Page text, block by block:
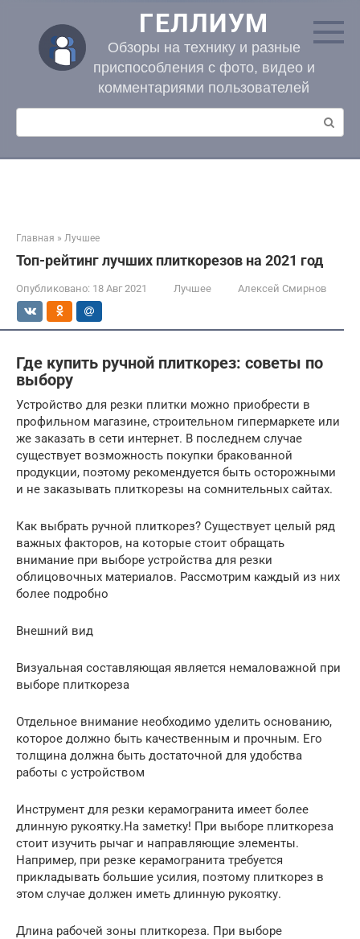
контенту
ГЕЛЛИУМ
Обзоры на технику и разные
приспособления с фото, видео и
комментариями пользователей
Поиск:
Главная » Лучшее
Топ-рейтинг лучших плиткорезов на 2021 год
Опубликовано: 18 Авг 2021 Лучшее Алексей Смирнов
Где купить ручной плиткорез: советы по
выбору
Устройство для резки плитки можно приобрести в
профильном магазине, строительном гипермаркете или
же заказать в сети интернет. В последнем случае
существует возможность покупки бракованной
продукции, поэтому рекомендуется быть осторожными
и не заказывать плиткорезы на сомнительных сайтах.
Как выбрать ручной плиткорез? Существует целый ряд
важных факторов, на которые стоит обращать
внимание при выборе устройства для резки
облицовочных материалов. Рассмотрим каждый из них
более подробно
Внешний вид
Визуальная составляющая является немаловажной при
выборе плиткореза
Отдельное внимание необходимо уделить основанию,
которое должно быть качественным и прочным. Его
толщина должна быть достаточной для удобства
работы с устройством
Инструмент для резки керамогранита имеет более
длинную рукоятку.На заметку! При выборе плиткореза
стоит изучить рычаг и направляющие элементы.
Например, при резке керамогранита требуется
прикладывать большие усилия, поэтому плиткорез в
этом случае должен иметь длинную рукоятку.
Длина рабочей зоны плиткореза. При выборе